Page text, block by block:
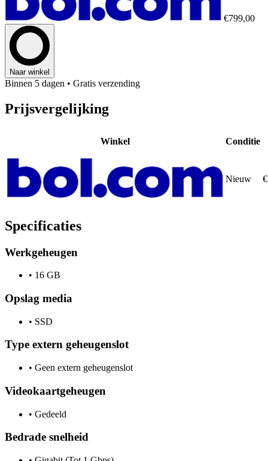
€799,00
Naar winkel
Binnen 5 dagen • Gratis verzending
Prijsvergelijking
Winkel Conditie
Nieuw
Specificaties
Werkgeheugen
• 16 GB
Opslag media
• SSD
Type extern geheugenslot
• Geen extern geheugenslot
Videokaartgeheugen
• Gedeeld
Bedrade snelheid